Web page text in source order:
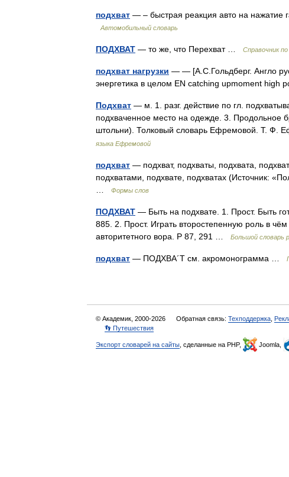
подхват — – быстрая реакция авто на нажатие
Автомобильный словарь
ПОДХВАТ — то же, что Перехват … Справочник
подхват нагрузки — — [А.С.Гольдберг. Англо
энергетика в целом EN catching upmoment high
Подхват — м. 1. разг. действие по гл.
подхваченное место на одежде. 3. Продольное
штольни). Толковый словарь Ефремовой. Т. Ф.
языка Ефремовой
подхват — подхват, подхваты, подхвата,
подхватами, подхвате, подхватах (Источник:
Формы слов
ПОДХВАТ — Быть на подхвате. 1. Прост. Быть
885. 2. Прост. Играть второстепенную роль в
авторитетного вора. Р 87, 291 …
Большой словарь
подхват — ПОДХВА´Т см. акромонограмма …
© Академик, 2000-2026 Обратная связь: Техподдержка
👣 Путешествия
Экспорт словарей на сайты , сделанные на PHP, Joomla,